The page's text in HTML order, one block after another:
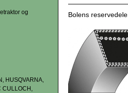
og
HUSQVARNA,
CULLOCH,
Bolens reservedele.